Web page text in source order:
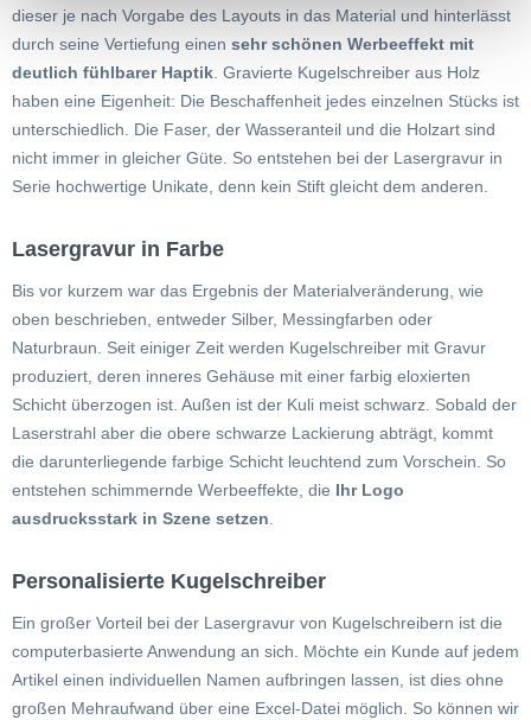
dieser je nach Vorgabe des Layouts in das Material und hinterlässt
durch seine Vertiefung einen sehr schönen Werbeeffekt mit
deutlich fühlbarer Haptik . Gravierte Kugelschreiber aus Holz
haben eine Eigenheit: Die Beschaffenheit jedes einzelnen Stücks ist
unterschiedlich. Die Faser, der Wasseranteil und die Holzart sind
nicht immer in gleicher Güte. So entstehen bei der Lasergravur in
Serie hochwertige Unikate, denn kein Stift gleicht dem anderen.
Lasergravur in Farbe
Bis vor kurzem war das Ergebnis der Materialveränderung, wie
oben beschrieben, entweder Silber, Messingfarben oder
Naturbraun. Seit einiger Zeit werden Kugelschreiber mit Gravur
produziert, deren inneres Gehäuse mit einer farbig eloxierten
Schicht überzogen ist. Außen ist der Kuli meist schwarz. Sobald der
Laserstrahl aber die obere schwarze Lackierung abträgt, kommt
die darunterliegende farbige Schicht leuchtend zum Vorschein. So
entstehen schimmernde Werbeeffekte, die Ihr Logo
ausdrucksstark in Szene setzen
Personalisierte Kugelschreiber
Ein großer Vorteil bei der Lasergravur von Kugelschreibern ist die
computerbasierte Anwendung an sich. Möchte ein Kunde auf jedem
Artikel einen individuellen Namen aufbringen lassen, ist dies ohne
großen Mehraufwand über eine Excel-Datei möglich. So können wir